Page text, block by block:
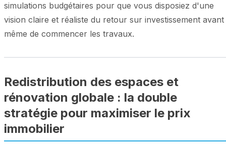
simulations budgétaires pour que vous disposiez d'une
vision claire et réaliste du retour sur investissement avant
même de commencer les travaux.
Redistribution des espaces et
rénovation globale : la double
stratégie pour maximiser le prix
immobilier